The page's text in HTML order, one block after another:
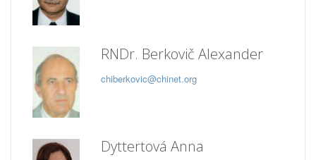
RNDr. Berkovič Alexander
chiberkovic@chinet.org
Dyttertová Anna